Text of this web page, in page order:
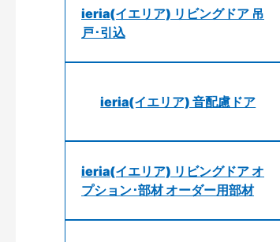
ieria(イエリア) リビングドア 吊
戸･引込
ieria(イエリア) 音配慮ドア
ieria(イエリア) リビングドア オ
プション･部材 オーダー用部材